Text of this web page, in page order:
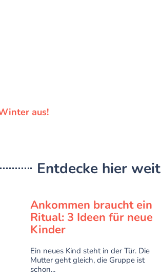
aus!
Entdecke hier
Ankommen braucht ein
Ritual: 3 Ideen für neue
Kinder
Ein neues Kind steht in der Tür. Die
Mutter geht gleich, die Gruppe ist
schon...